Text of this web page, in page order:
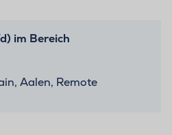
im Bereich
Aalen, Remote